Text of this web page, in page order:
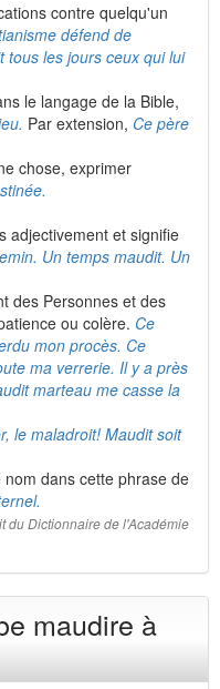
contre quelqu'un
défend de
tous les jours ceux qui lui
le langage de la Bible,
Par extension, Ce père
chose, exprimer
adjectivement et signifie
Un temps maudit. Un
des Personnes et des
ou colère. Ce
mon procès. Ce
ma verrerie. Il y a près
marteau me casse la
le maladroit! Maudit soit
dans cette phrase de
du Dictionnaire de l'Académie
maudire à